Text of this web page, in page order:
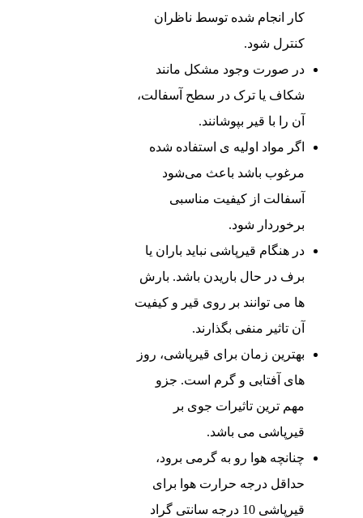
کار انجام شده توسط ناظران
کنترل شود.
در صورت وجود مشکل مانند
شکاف یا ترک در سطح آسفالت،
آن را با قیر بپوشانند.
اگر مواد اولیه‌ ی استفاده شده
مرغوب باشد باعث می‌شود
آسفالت از کیفیت مناسبی
برخوردار شود.
در هنگام قیرپاشی نباید باران یا
برف در حال باریدن باشد. بارش
‌ها می ‌توانند بر روی قیر و کیفیت
آن تاثیر منفی بگذارند.
بهترین زمان برای قیرپاشی، روز
های آفتابی و گرم است. جزو
مهم ترین تاثیرات جوی بر
قیرپاشی می ‌باشد.
چنانچه هوا رو به گرمی برود،
حداقل درجه حرارت هوا برای
قیرپاشی 10 درجه سانتی‌ گراد